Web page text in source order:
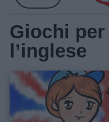
Giochi
l’inglese